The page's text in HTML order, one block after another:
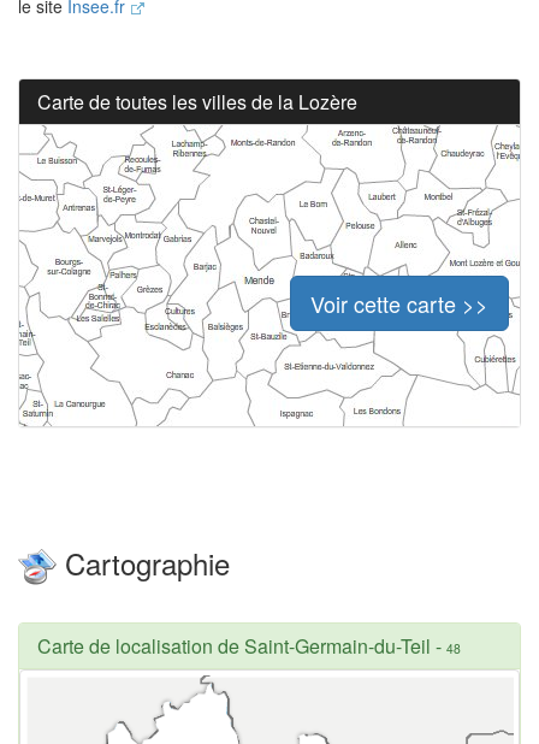
le site Insee.fr
Carte de toutes les villes de la Lozère
Voir cette carte >>
Cartographie
Carte de localisation de Saint-Germain-du-Teil - 48